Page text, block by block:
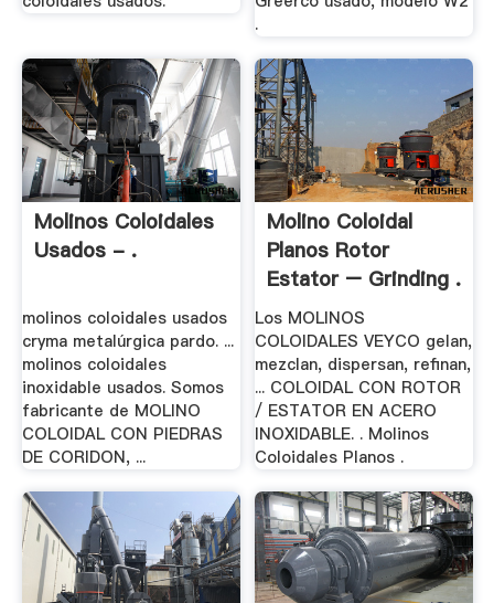
.
Molinos Coloidales
Usados - .
molinos coloidales usados
cryma metalúrgica pardo. ...
molinos coloidales
inoxidable usados. Somos
fabricante de MOLINO
COLOIDAL CON PIEDRAS
DE CORIDON, ...
Molino Coloidal
Planos Rotor
Estator – Grinding .
Los MOLINOS
COLOIDALES VEYCO gelan,
mezclan, dispersan, refinan,
... COLOIDAL CON ROTOR
/ ESTATOR EN ACERO
INOXIDABLE. . Molinos
Coloidales Planos .